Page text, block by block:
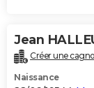
Jean
Créer une
Naissance